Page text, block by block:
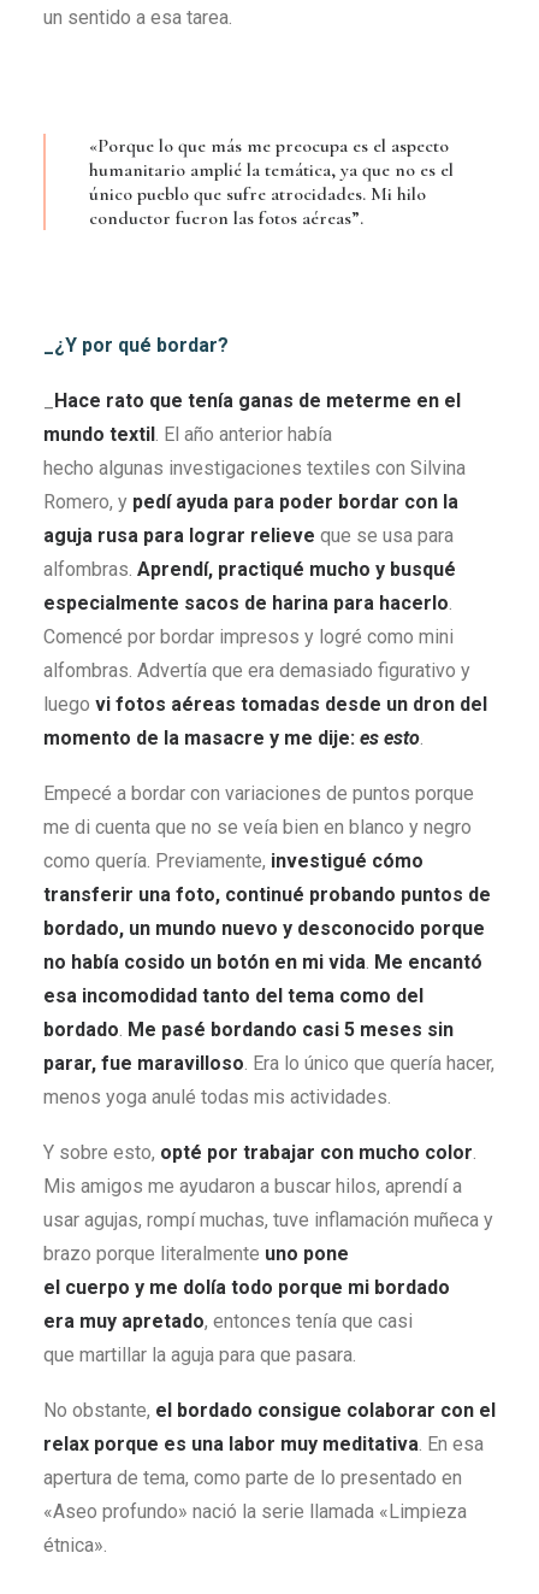
un sentido a esa tarea.
«Porque lo que más me preocupa es el aspecto
humanitario amplié la temática, ya que no es el
único pueblo que sufre atrocidades. Mi hilo
conductor fueron las fotos aéreas”.
_¿Y por qué bordar?
Hace rato que tenía ganas de meterme en el
mundo textil. El año anterior había
hecho algunas investigaciones textiles con Silvina
Romero, y pedí ayuda para poder bordar con la
aguja rusa para lograr relieve que se usa para
alfombras. Aprendí, practiqué mucho y busqué
especialmente sacos de harina para hacerlo.
Comencé por bordar impresos y logré como mini
alfombras. Advertía que era demasiado figurativo y
luego vi fotos aéreas tomadas desde un dron del
momento de la masacre y me dije: es esto.
Empecé a bordar con variaciones de puntos porque
me di cuenta que no se veía bien en blanco y negro
como quería. Previamente, investigué cómo
transferir una foto, continué probando puntos de
bordado, un mundo nuevo y desconocido porque
no había cosido un botón en mi vida. Me encantó
esa incomodidad tanto del tema como del
bordado. Me pasé bordando casi 5 meses sin
parar, fue maravilloso. Era lo único que quería hacer,
menos yoga anulé todas mis actividades.
Y sobre esto, opté por trabajar con mucho color.
Mis amigos me ayudaron a buscar hilos, aprendí a
usar agujas, rompí muchas, tuve inflamación muñeca y
brazo porque literalmente uno pone
el cuerpo y me dolía todo porque mi bordado
era muy apretado, entonces tenía que casi
que martillar la aguja para que pasara.
No obstante, el bordado consigue colaborar con el
relax porque es una labor muy meditativa. En esa
apertura de tema, como parte de lo presentado en
«Aseo profundo» nació la serie llamada «Limpieza
étnica».